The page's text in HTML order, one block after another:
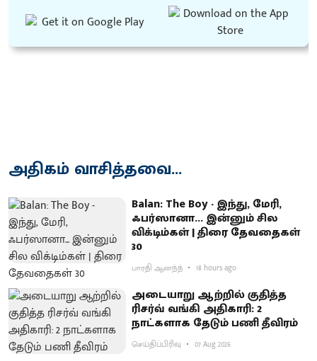
அதிகம் வாசித்தவை...
Balan: The Boy - இந்து, மேரி,
ஃபர்ஸானா... இன்னும் சில
விக்டிம்கள் | திரை தேவதைகள்
30
பாரதி ஆனந்த் 18 hours ago
அடையாறு ஆற்றில் குதித்த
ரிசர்வ் வங்கி அதிகாரி: 2
நாட்களாக தேடும் பணி தீவிரம்
செய்திப்பிரிவு 07 Aug 2026